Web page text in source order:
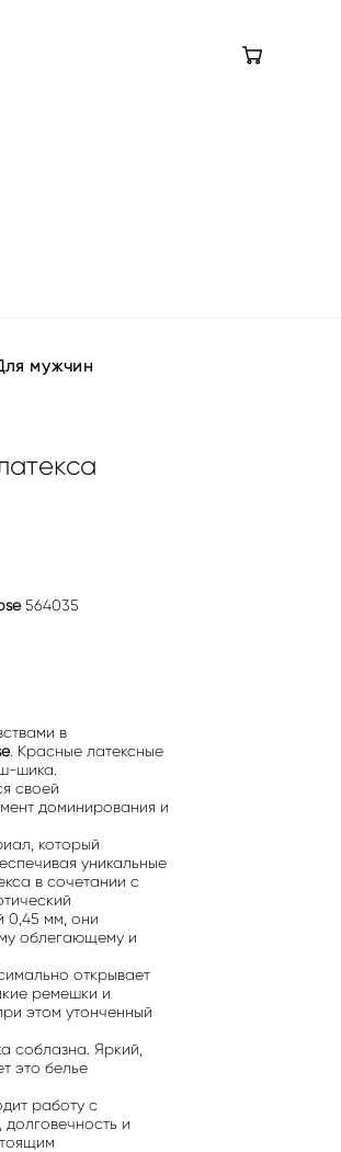
мужчин
564035
в
. Красные латексные
шика.
своей
доминирования и
который
уникальные
в сочетании с
0,45 мм, они
облегающему и
открывает
ремешки и
этом утонченный
соблазна. Яркий,
это белье
работу с
и